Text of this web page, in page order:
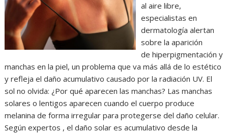
al aire libre,
especialistas en
dermatología alertan
sobre la aparición
de hiperpigmentación y
manchas en la piel, un problema que va más allá de lo estético
y refleja el daño acumulativo causado por la radiación UV. El
sol no olvida: ¿Por qué aparecen las manchas? Las manchas
solares o lentigos aparecen cuando el cuerpo produce
melanina de forma irregular para protegerse del daño celular.
Según expertos , el daño solar es acumulativo desde la